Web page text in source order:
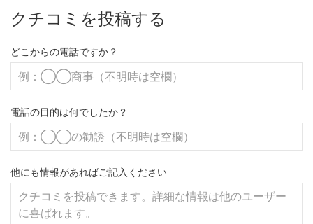
クチコミを投稿する
どこからの電話ですか？
電話の目的は何でしたか？
他にも情報があればご記入ください